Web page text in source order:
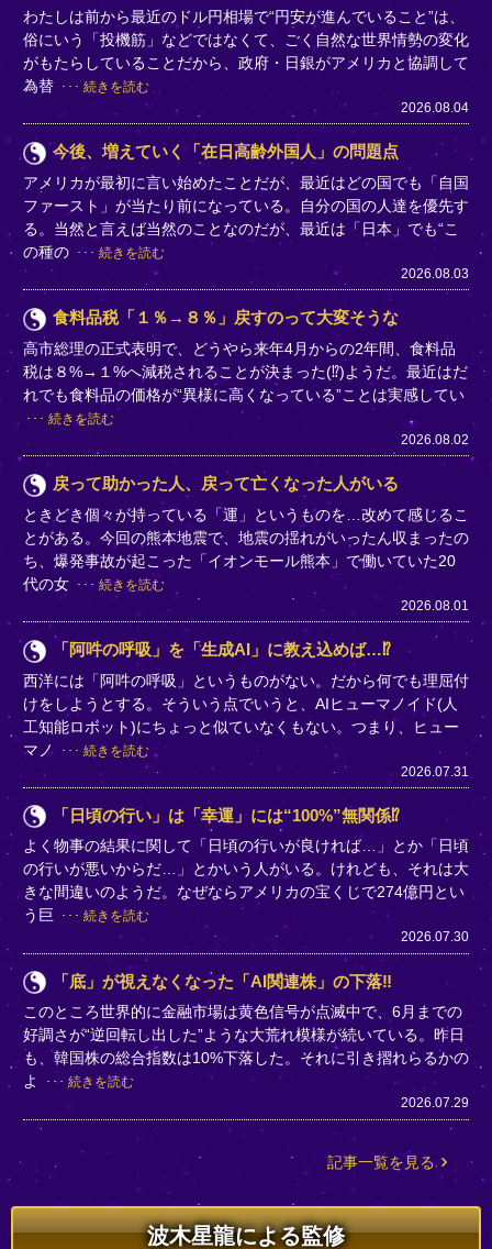
わたしは前から最近のドル円相場で“円安が進んでいること”は、
俗にいう「投機筋」などではなくて、ごく自然な世界情勢の変化
がもたらしていることだから、政府・日銀がアメリカと協調して
為替
続きを読む
2026.08.04
今後、増えていく「在日高齢外国人」の問題点
アメリカが最初に言い始めたことだが、最近はどの国でも「自国
ファースト」が当たり前になっている。自分の国の人達を優先す
る。当然と言えば当然のことなのだが、最近は「日本」でも“こ
の種の
続きを読む
2026.08.03
食料品税「１％→８％」戻すのって大変そうな
高市総理の正式表明で、どうやら来年4月からの2年間、食料品
税は８%→１%へ減税されることが決まった(⁉)ようだ。最近はだ
れでも食料品の価格が“異様に高くなっている”ことは実感してい
続きを読む
2026.08.02
戻って助かった人、戻って亡くなった人がいる
ときどき個々が持っている「運」というものを…改めて感じるこ
とがある。今回の熊本地震で、地震の揺れがいったん収まったの
ち、爆発事故が起こった「イオンモール熊本」で働いていた20
代の女
続きを読む
2026.08.01
「阿吽の呼吸」を「生成AI」に教え込めば…⁉
西洋には「阿吽の呼吸」というものがない。だから何でも理屈付
けをしようとする。そういう点でいうと、AIヒューマノイド(人
工知能ロボット)にちょっと似ていなくもない。つまり、ヒュー
マノ
続きを読む
2026.07.31
「日頃の行い」は「幸運」には“100%”無関係⁉
よく物事の結果に関して「日頃の行いが良ければ…」とか「日頃
の行いが悪いからだ…」とかいう人がいる。けれども、それは大
きな間違いのようだ。なぜならアメリカの宝くじで274億円とい
う巨
続きを読む
2026.07.30
「底」が視えなくなった「AI関連株」の下落‼
このところ世界的に金融市場は黄色信号が点滅中で、6月までの
好調さが“逆回転し出した”ような大荒れ模様が続いている。昨日
も、韓国株の総合指数は10%下落した。それに引き摺れらるかの
よ
続きを読む
2026.07.29
記事一覧を見る
波木星龍による監修